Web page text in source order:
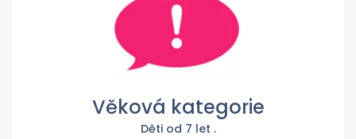
Věková kategorie
Děti od 7 let .